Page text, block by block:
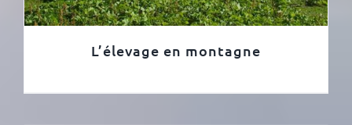
L’élevage en montagne